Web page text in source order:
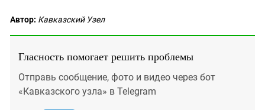
Автор: Кавказский Узел
Гласность помогает решить проблемы
Отправь сообщение, фото и видео через бот
«Кавказского узла» в Telegram